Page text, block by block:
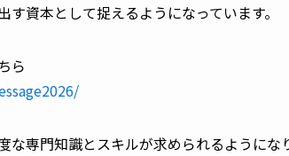
資本として捉えるようになっています。
ら
な専門知識とスキルが求められるようにな